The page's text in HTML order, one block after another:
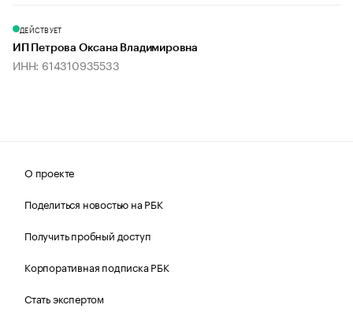
ДЕЙСТВУЕТ
ИП Петрова Оксана Владимировна
ИНН: 614310935533
О проекте
Поделиться новостью на РБК
Получить пробный доступ
Корпоративная подписка РБК
Стать экспертом